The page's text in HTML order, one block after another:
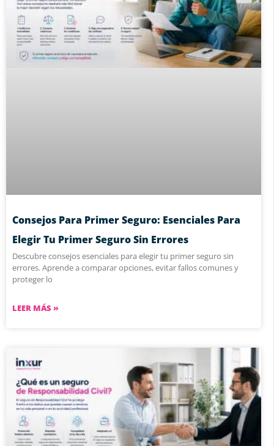
Consejos Para Primer Seguro: Esenciales Para
Elegir Tu Primer Seguro Sin Errores
Descubre consejos esenciales para elegir tu primer seguro sin
errores. Aprende a comparar opciones, evitar fallos comunes y
proteger lo
LEER MÁS »